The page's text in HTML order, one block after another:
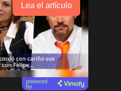
Lea el artículo
powered
by